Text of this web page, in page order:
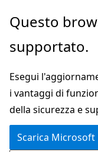
Ignora
passa
contenuto
principale
Questo
supportato.
Esegui
i vantaggi di
della sicurezza e
Scarica Microsoft